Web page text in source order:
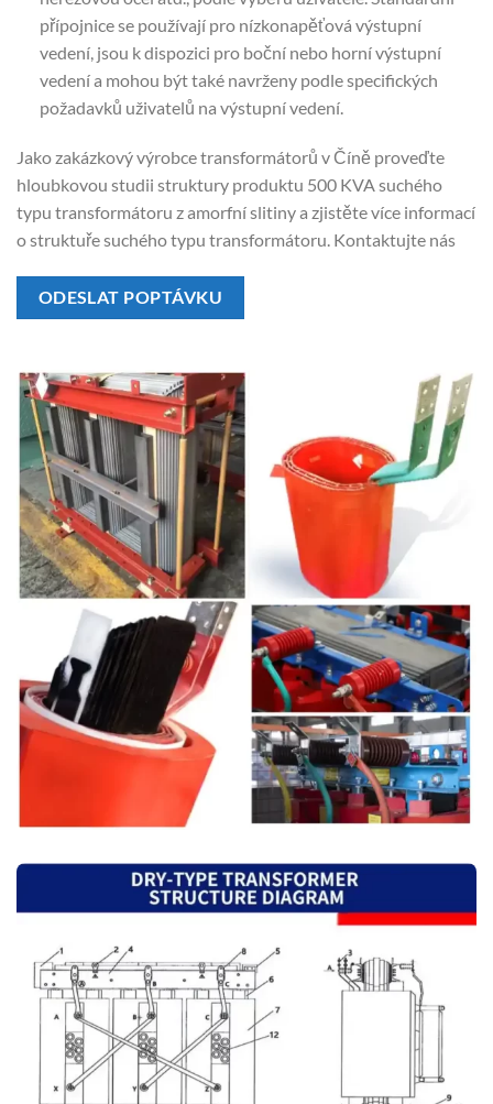
přípojnice se používají pro nízkonapěťová výstupní
vedení, jsou k dispozici pro boční nebo horní výstupní
vedení a mohou být také navrženy podle specifických
požadavků uživatelů na výstupní vedení.
Jako zakázkový výrobce transformátorů v Číně proveďte
hloubkovou studii struktury produktu 500 KVA suchého
typu transformátoru z amorfní slitiny a zjistěte více informací
o struktuře suchého typu transformátoru. Kontaktujte nás
ODESLAT POPTÁVKU